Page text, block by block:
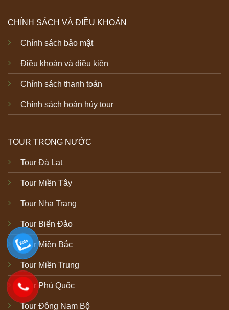
CHÍNH SÁCH VÀ ĐIỀU KHOẢN
Chính sách bảo mật
Điều khoản và điều kiện
Chính sách thanh toán
Chính sách hoàn hủy tour
TOUR TRONG NƯỚC
Tour Đà Lat
Tour Miền Tây
Tour Nha Trang
Tour Biển Đảo
Tour Miền Bắc
Tour Miền Trung
Tour Phú Quốc
Tour Đông Nam Bộ